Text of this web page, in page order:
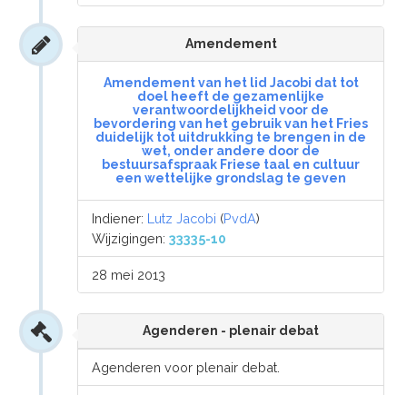
Amendement
Amendement van het lid Jacobi dat tot
doel heeft de gezamenlijke
verantwoordelijkheid voor de
bevordering van het gebruik van het Fries
duidelijk tot uitdrukking te brengen in de
wet, onder andere door de
bestuursafspraak Friese taal en cultuur
een wettelijke grondslag te geven
Indiener: Lutz Jacobi (PvdA)
Wijzigingen:33335-10
28 mei 2013
Agenderen - plenair debat
Agenderen voor plenair debat.